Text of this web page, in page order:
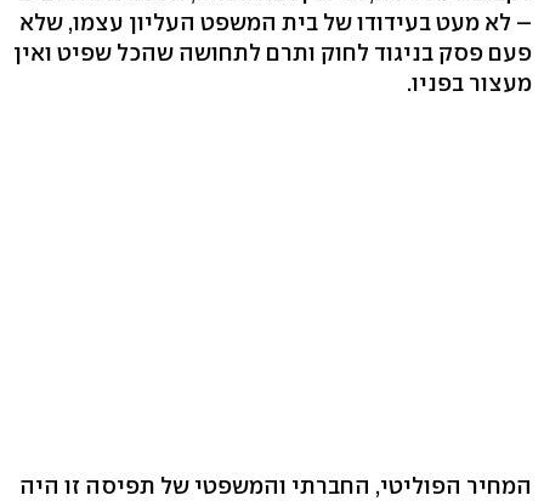
– לא מעט בעידודו של בית המשפט העליון עצמו, שלא
פעם פסק בניגוד לחוק ותרם לתחושה שהכל שפיט ואין
מעצור בפניו.
המחיר הפוליטי, החברתי והמשפטי של תפיסה זו היה